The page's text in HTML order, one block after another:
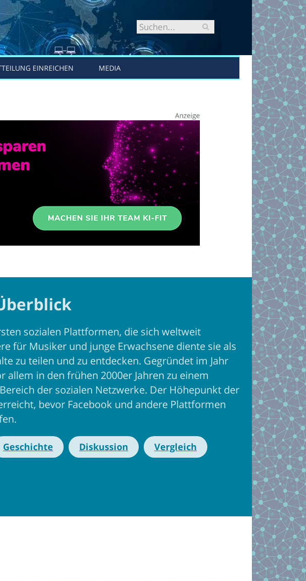
EINREICHEN MEDIA
sozialen Plattformen, die sich weltweit
für Musiker und junge Erwachsene diente sie als
zu teilen und zu entdecken. Gegründet im Jahr
allem in den frühen 2000er Jahren zu einem
der sozialen Netzwerke. Der Höhepunkt der
bevor Facebook und andere Plattformen
Geschichte Diskussion Vergleich